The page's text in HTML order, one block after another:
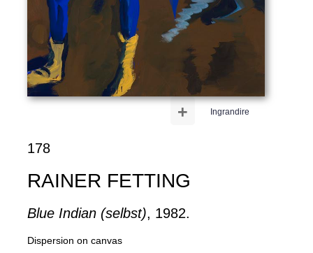
Ingrandire
+
178
RAINER FETTING
Blue Indian (selbst), 1982.
Dispersion on canvas